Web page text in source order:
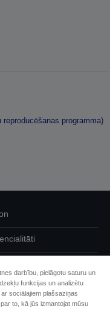
programma)
datiem
darbību, pielāgotu saturu un
funkcijas un analizētu
sociālajiem plašsaziņas
to, kā jūs izmantojat mūsu